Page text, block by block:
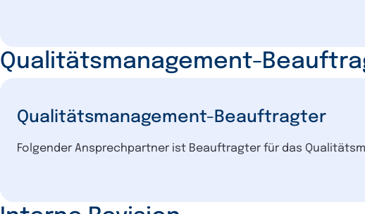
Qualitätsmanagement-
Qualitätsmanagement-Beauftragter
Folgender Ansprechpartner ist Beauftragter für das